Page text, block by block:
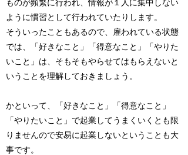
ものが頻繁に行われ、情報が１人に集中しない
ように慣習として行われていたりします。
そういったこともあるので、雇われている状態
では、「好きなこと」「得意なこと」「やりた
いこと」は、そもそもやらせてはもらえないと
いうことを理解しておきましょう。
かといって、「好きなこと」「得意なこと」
「やりたいこと」で起業してうまくいくとも限
りませんので安易に起業しないということも大
事です。